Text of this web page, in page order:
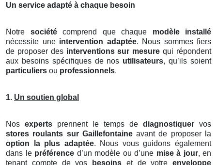
Un service adapté à chaque besoin
Notre sociétécomprend que chaque modèle installé
nécessite une intervention adaptée. Nous sommes fiers
de proposer des interventions sur mesure qui répondent
aux besoins spécifiques de nos utilisateurs, qu’ils soient
particuliers ou professionnels.
1. Un soutien global
Nos experts prennent le temps de diagnostiquer vos
stores roulants sur Gaillefontaineavant de proposer la
option la plus adaptée. Nous vous guidons également
dans le préférence d’un modèle ou d’une mise à jour, en
tenant compte de vos
besoins et de votre enveloppe